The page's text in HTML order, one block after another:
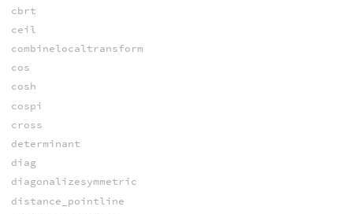
cbrt
ceil
combinelocaltransform
cos
cosh
cospi
cross
determinant
diag
diagonalizesymmetric
distance_pointline